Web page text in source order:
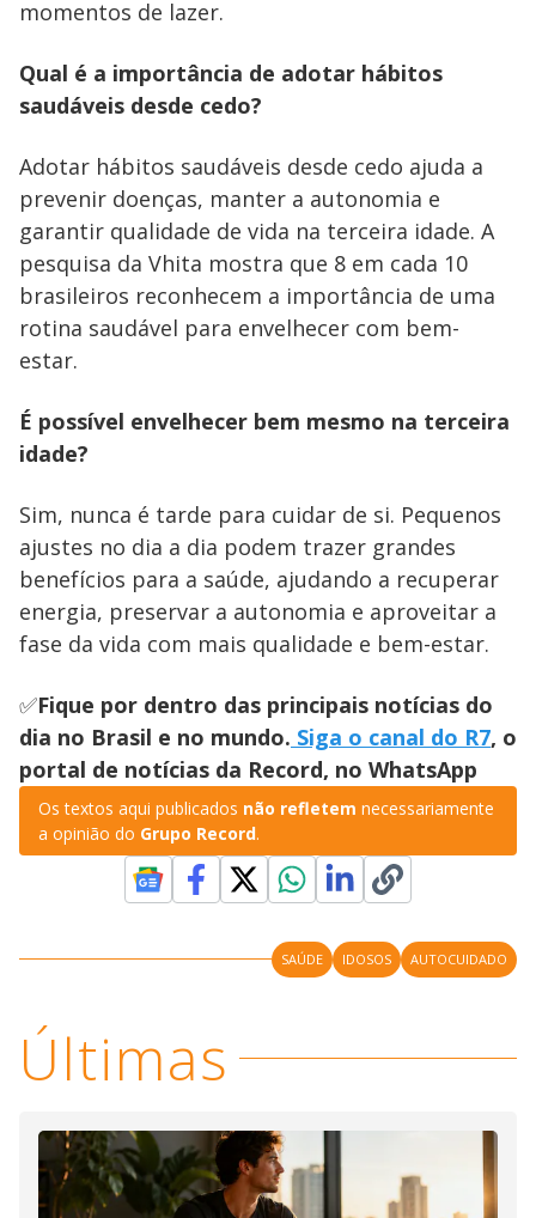
momentos de lazer.
Qual é a importância de adotar hábitos
saudáveis desde cedo?
Adotar hábitos saudáveis desde cedo ajuda a
prevenir doenças, manter a autonomia e
garantir qualidade de vida na terceira idade. A
pesquisa da Vhita mostra que 8 em cada 10
brasileiros reconhecem a importância de uma
rotina saudável para envelhecer com bem-
estar.
É possível envelhecer bem mesmo na terceira
idade?
Sim, nunca é tarde para cuidar de si. Pequenos
ajustes no dia a dia podem trazer grandes
benefícios para a saúde, ajudando a recuperar
energia, preservar a autonomia e aproveitar a
fase da vida com mais qualidade e bem-estar.
✅Fique por dentro das principais notícias do
dia no Brasil e no mundo. Siga o canal do R7, o
portal de notícias da Record, no WhatsApp
Os textos aqui publicados não refletem necessariamente
a opinião do Grupo Record.
SAÚDE IDOSOS AUTOCUIDADO
Últimas